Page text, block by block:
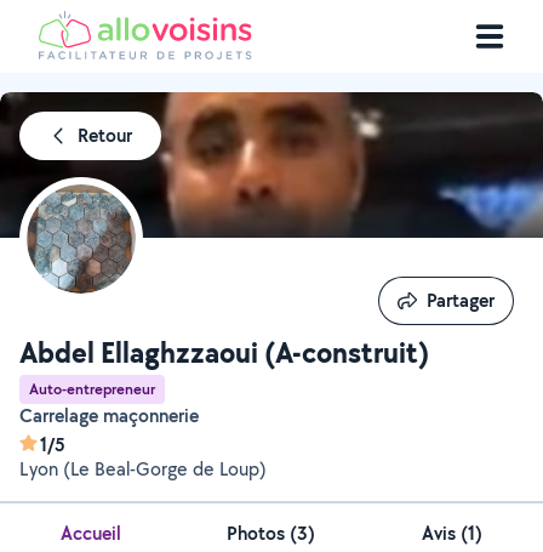
Retour
Abdel Ellaghzzaoui (A-construit)
Auto-entrepreneur
Carrelage maçonnerie
1/5
Lyon (Le Beal-Gorge de Loup)
Partager
Partager
Accueil Photos (3) Avis (1)